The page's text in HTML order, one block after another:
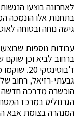
בתחנות אלו הונמכה
גישה נוחה ובטוחה
גבעתי-רזיאל, רחוב
הוכשרה מדרכה חדשה
הגרנוליט במרכז
המנהרה בצומת אבא